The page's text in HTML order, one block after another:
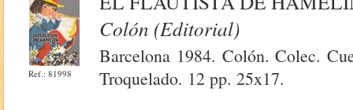
Ref.: 81998
Colón (Editorial)
Barcelona 1984. Colón. Colec.
Troquelado. 12 pp. 25x17.